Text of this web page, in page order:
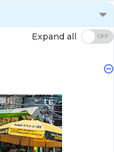
Expand all